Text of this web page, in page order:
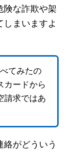
険な詐欺や架
まいますよ
てみたの
カードから
請求ではあ
がどういう